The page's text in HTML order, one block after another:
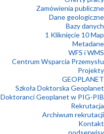
Zamówienia publiczne
Dane geologiczne
Bazy danych
1 Kliknięcie 10 Map
Metadane
WFS i WMS
Centrum Wsparcia Przemysłu
Projekty
GEOPLANET
Szkoła Doktorska Geoplanet
Doktoranci Geoplanet w PIG-PIB
Rekrutacja
Archiwum rekrutacji
Kontakt